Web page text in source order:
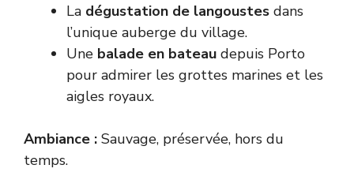
La dégustation de langoustes dans
l’unique auberge du village.
Une balade en bateau depuis Porto
pour admirer les grottes marines et les
aigles royaux.
Ambiance : Sauvage, préservée, hors du
temps.